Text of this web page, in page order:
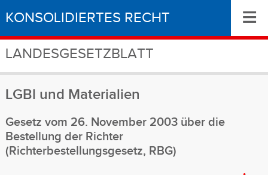
KONSOLIDIERTES RECHT
LANDESGESETZBLATT
≡
LGBl und Materialien
Gesetz vom 26. November 2003 über die
Bestellung der Richter
(Richterbestellungsgesetz, RBG)